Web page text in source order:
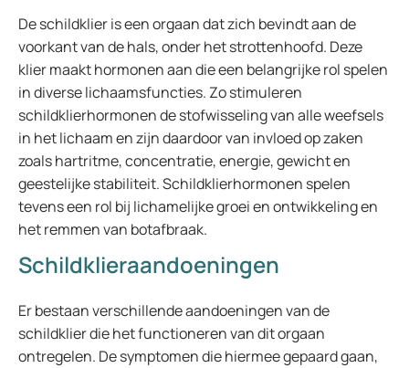
De schildklier is een orgaan dat zich bevindt aan de
voorkant van de hals, onder het strottenhoofd. Deze
klier maakt hormonen aan die een belangrijke rol spelen
in diverse lichaamsfuncties. Zo stimuleren
schildklierhormonen de stofwisseling van alle weefsels
in het lichaam en zijn daardoor van invloed op zaken
zoals hartritme, concentratie, energie, gewicht en
geestelijke stabiliteit. Schildklierhormonen spelen
tevens een rol bij lichamelijke groei en ontwikkeling en
het remmen van botafbraak.
Schildklieraandoeningen
Er bestaan verschillende aandoeningen van de
schildklier die het functioneren van dit orgaan
ontregelen. De symptomen die hiermee gepaard gaan,